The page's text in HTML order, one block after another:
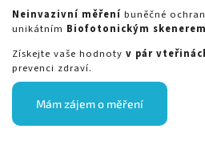
Neinvazivní měření buněčné
unikátním Biofotonickým skenerem
Získejte vaše hodnoty v pár
prevenci zdraví.
Mám zájem o měření